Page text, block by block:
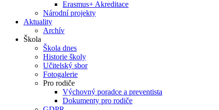
Erasmus+ Akreditace
Národní projekty
Aktuality
Archív
Škola
Škola dnes
Historie školy
Učitelský sbor
Fotogalerie
Pro rodiče
Výchovný poradce a preventista
Dokumenty pro rodiče